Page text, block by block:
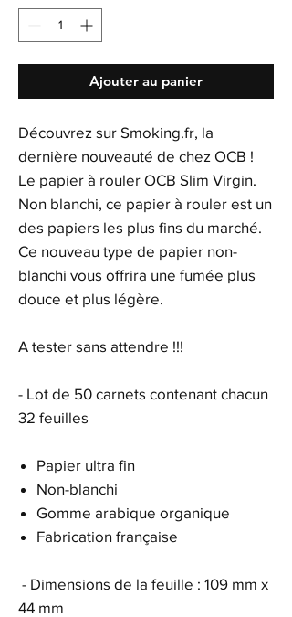
Ajouter au panier
Découvrez sur Smoking.fr, la
dernière nouveauté de chez OCB !
Le papier à rouler OCB Slim Virgin.
Non blanchi, ce papier à rouler est un
des papiers les plus fins du marché.
Ce nouveau type de papier non-
blanchi vous offrira une fumée plus
douce et plus légère.
A tester sans attendre !!!
- Lot de 50 carnets contenant chacun
32 feuilles
Papier ultra fin
Non-blanchi
Gomme arabique organique
Fabrication française
- Dimensions de la feuille : 109 mm x
44 mm